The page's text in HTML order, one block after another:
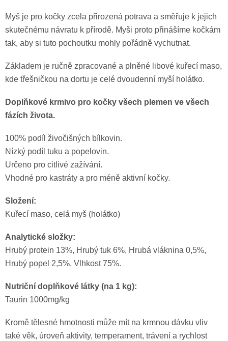
Myš je pro kočky zcela přirozená potrava a směřuje k jejich
skutečnému návratu k přírodě. Myši proto přinášíme kočkám
tak, aby si tuto pochoutku mohly pořádně vychutnat.
Základem je ručně zpracované a plněné libové kuřecí maso,
kde třešničkou na dortu je celé dvoudenní myší holátko.
Doplňkové krmivo pro kočky všech plemen ve všech
fázích života.
100% podíl živočišných bílkovin.
Nízký podíl tuku a popelovin.
Určeno pro citlivé zažívání.
Vhodné pro kastráty a pro méně aktivní kočky.
Složení:
Kuřecí maso, celá myš (holátko)
Analytické složky:
Hrubý protein 13%, Hrubý tuk 6%, Hrubá vláknina 0,5%,
Hrubý popel 2,5%, Vlhkost 75%.
Nutriční doplňkové látky (na 1 kg):
Taurin 1000mg/kg
Kromě tělesné hmotnosti může mít na krmnou dávku vliv
také věk, úroveň aktivity, temperament, trávení a rychlost